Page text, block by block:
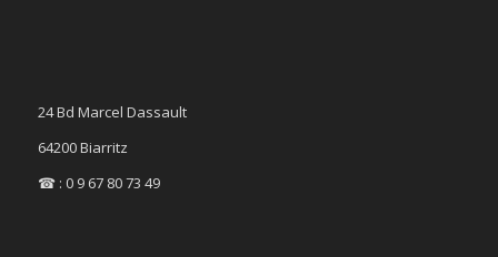
24 Bd Marcel Dassault
64200 Biarritz
☎ : 0 9 67 80 73 49